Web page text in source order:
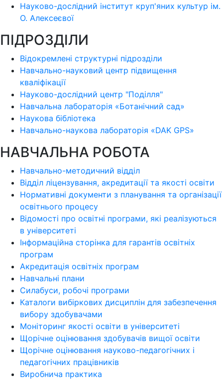
Науково-дослідний інститут круп'яних культур ім.
О. Алексеєвої
ПІДРОЗДІЛИ
Відокремлені структурні підрозділи
Навчально-науковий центр підвищення
кваліфікації
Науково-дослідний центр "Поділля"
Навчальна лабораторія «Ботанічний сад»
Наукова бібліотека
Навчально-наукова лабораторія «DAK GPS»
НАВЧАЛЬНА РОБОТА
Навчально-методичний відділ
Відділ ліцензування, акредитації та якості освіти
Нормативні документи з планування та організації
освітнього процесу
Відомості про освітні програми, які реалізуються
в університеті
Інформаційна сторінка для гарантів освітніх
програм
Акредитація освітніх програм
Навчальні плани
Силабуси, робочі програми
Каталоги вибіркових дисциплін для забезпечення
вибору здобувачами
Моніторинг якості освіти в університеті
Щорічне оцінювання здобувачів вищої освіти
Щорічне оцінювання науково-педагогічних і
педагогічних працівників
Виробнича практика